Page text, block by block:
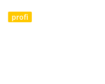
profi